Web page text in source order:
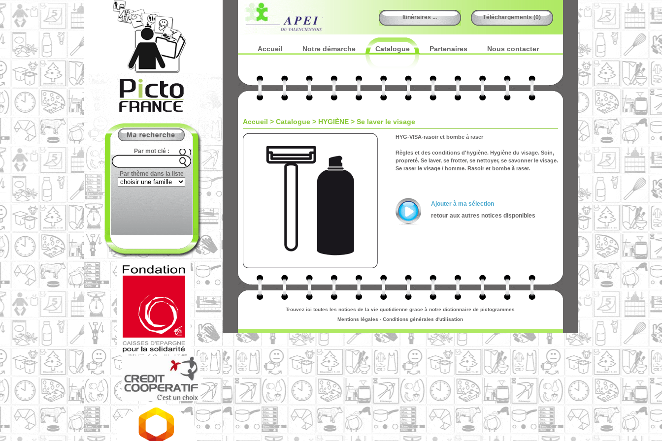
Par mot clé :
Par thème dans la liste
Téléchargements (0)
Itinéraires ...
Accueil Notre démarche Catalogue Partenaires Nous contacter
Accueil > Catalogue > HYGIÈNE > Se laver le visage
HYG-VISA-rasoir et bombe à raser
Règles et des conditions d'hygiène. Hygiène du visage. Soin,
propreté. Se laver, se frotter, se nettoyer, se savonner le visage.
Se raser le visage / homme. Rasoir et bombe à raser.
Ajouter à ma sélection
retour aux autres notices disponibles
Trouvez ici toutes les notices de la vie quotidienne grace à notre dictionnaire de pictogrammes
Mentions légales - Conditions générales d'utilisation